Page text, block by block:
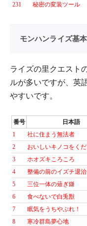
231
秘密の変装ツール
モンハンライズ基
ライズの里クエスト
ルが多いですが、英
やすいです。
番号 日本語
1
社に住まう無法者
2
おいしいキノコをく
3
ホオズキころころ
4
整備の前のイズチ退治
5
三位一体の薙ぎ鎌
6
食べないで白兎獣
7
眠気をうちやぶれ！
8
寒冷群島夢心地